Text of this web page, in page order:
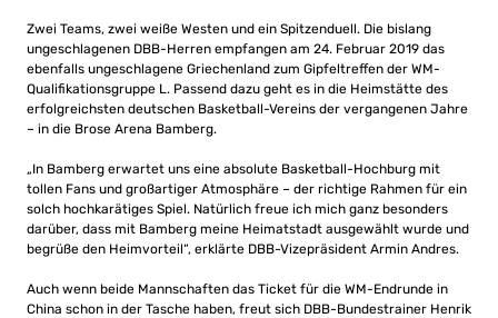
Zwei Teams, zwei weiße Westen und ein Spitzenduell. Die bislang
ungeschlagenen DBB-Herren empfangen am 24. Februar 2019 das
ebenfalls ungeschlagene Griechenland zum Gipfeltreffen der WM-
Qualifikationsgruppe L. Passend dazu geht es in die Heimstätte des
erfolgreichsten deutschen Basketball-Vereins der vergangenen Jahre
– in die Brose Arena Bamberg.
„In Bamberg erwartet uns eine absolute Basketball-Hochburg mit
tollen Fans und großartiger Atmosphäre – der richtige Rahmen für ein
solch hochkarätiges Spiel. Natürlich freue ich mich ganz besonders
darüber, dass mit Bamberg meine Heimatstadt ausgewählt wurde und
begrüße den Heimvorteil“, erklärte DBB-Vizepräsident Armin Andres.
Auch wenn beide Mannschaften das Ticket für die WM-Endrunde in
China schon in der Tasche haben, freut sich DBB-Bundestrainer Henrik